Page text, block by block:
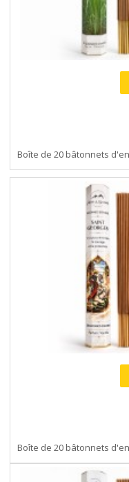
Boîte de 20 bâtonnets
Boîte de 20 bâtonnets